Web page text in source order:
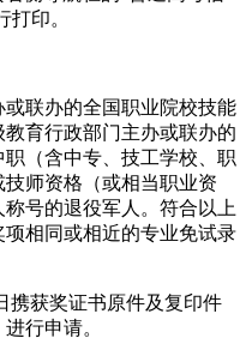
打印。
联办的全国职业院校技能
育行政部门主办或联办的
（含中专、技工学校、职
师资格（或相当职业资
号的退役军人。符合以上
相同或相近的专业免试录
携获奖证书原件及复印件
行申请。